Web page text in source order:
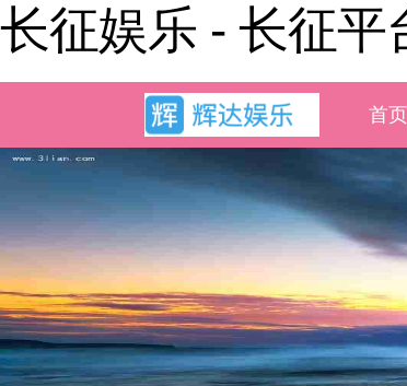
长征娱乐 - 长征平
首页